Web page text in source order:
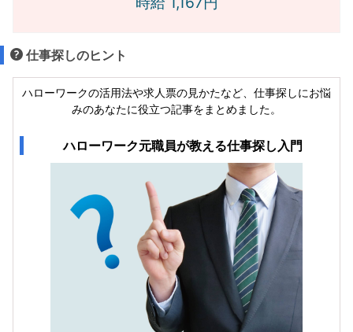
仕事探しのヒント
ハローワークの活用法や求人票の見かたなど、仕事探しにお悩
みのあなたに役立つ記事をまとめました。
ハローワーク元職員が教える仕事探し入門